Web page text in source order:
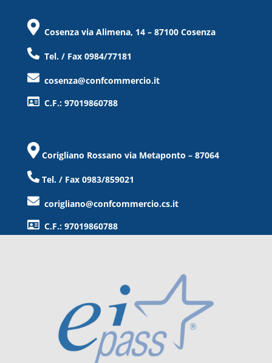
Cosenza via Alimena, 14 – 87100 Cosenza
Tel. / Fax 0984/77181
cosenza@confcommercio.it
C.F.: 97019860788
Corigliano Rossano via Metaponto – 87064
Tel. / Fax 0983/859021
corigliano@confcommercio.cs.it
C.F.: 97019860788